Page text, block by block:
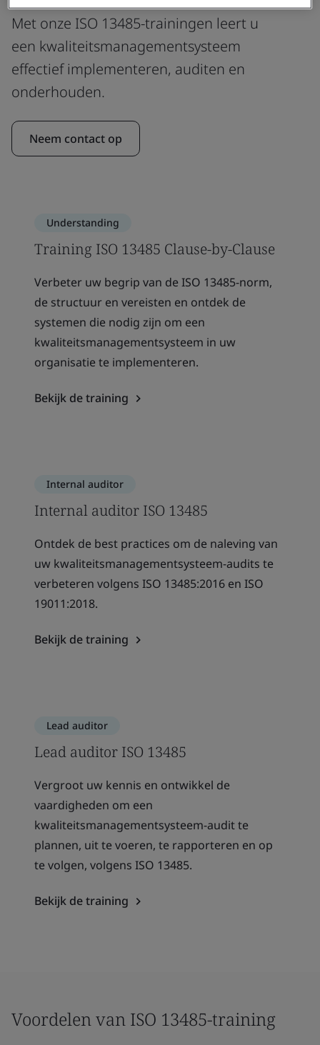
Met onze ISO 13485-trainingen leert u
een kwaliteitsmanagementsysteem
effectief implementeren, auditen en
onderhouden.
Neem contact op
Understanding
Training ISO 13485 Clause-by-Clause
Verbeter uw begrip van de ISO 13485-norm,
de structuur en vereisten en ontdek de
systemen die nodig zijn om een
kwaliteitsmanagementsysteem in uw
organisatie te implementeren.
Bekijk de training
Internal auditor
Internal auditor ISO 13485
Ontdek de best practices om de naleving van
uw kwaliteitsmanagementsysteem-audits te
verbeteren volgens ISO 13485:2016 en ISO
19011:2018.
Bekijk de training
Lead auditor
Lead auditor ISO 13485
Vergroot uw kennis en ontwikkel de
vaardigheden om een
kwaliteitsmanagementsysteem-audit te
plannen, uit te voeren, te rapporteren en op
te volgen, volgens ISO 13485.
Bekijk de training
Voordelen van ISO 13485-training